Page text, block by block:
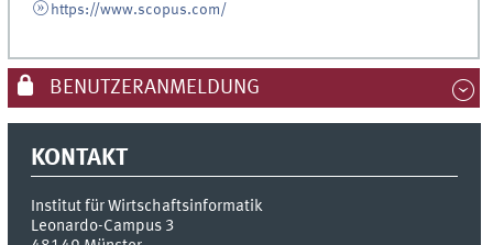
https://www.scopus.com/
BENUTZERANMELDUNG
KONTAKT
Institut für Wirtschaftsinformatik
Leonardo-Campus 3